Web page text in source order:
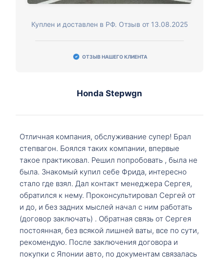
Куплен и доставлен в РФ. Отзыв от 13.08.2025
ОТЗЫВ НАШЕГО КЛИЕНТА
Honda Stepwgn
Отличная компания, обслуживание супер! Брал
степвагон. Боялся таких компании, впервые
такое практиковал. Решил попробовать , была не
была. Знакомый купил себе Фрида, интересно
стало где взял. Дал контакт менеджера Сергея,
обратился к нему. Проконсультировал Сергей от
и до, и без задних мыслей начал с ним работать
(договор заключать) . Обратная связь от Сергея
постоянная, без всякой лишней ваты, все по сути,
рекомендую. После заключения договора и
покупки с Японии авто, по документам связалась